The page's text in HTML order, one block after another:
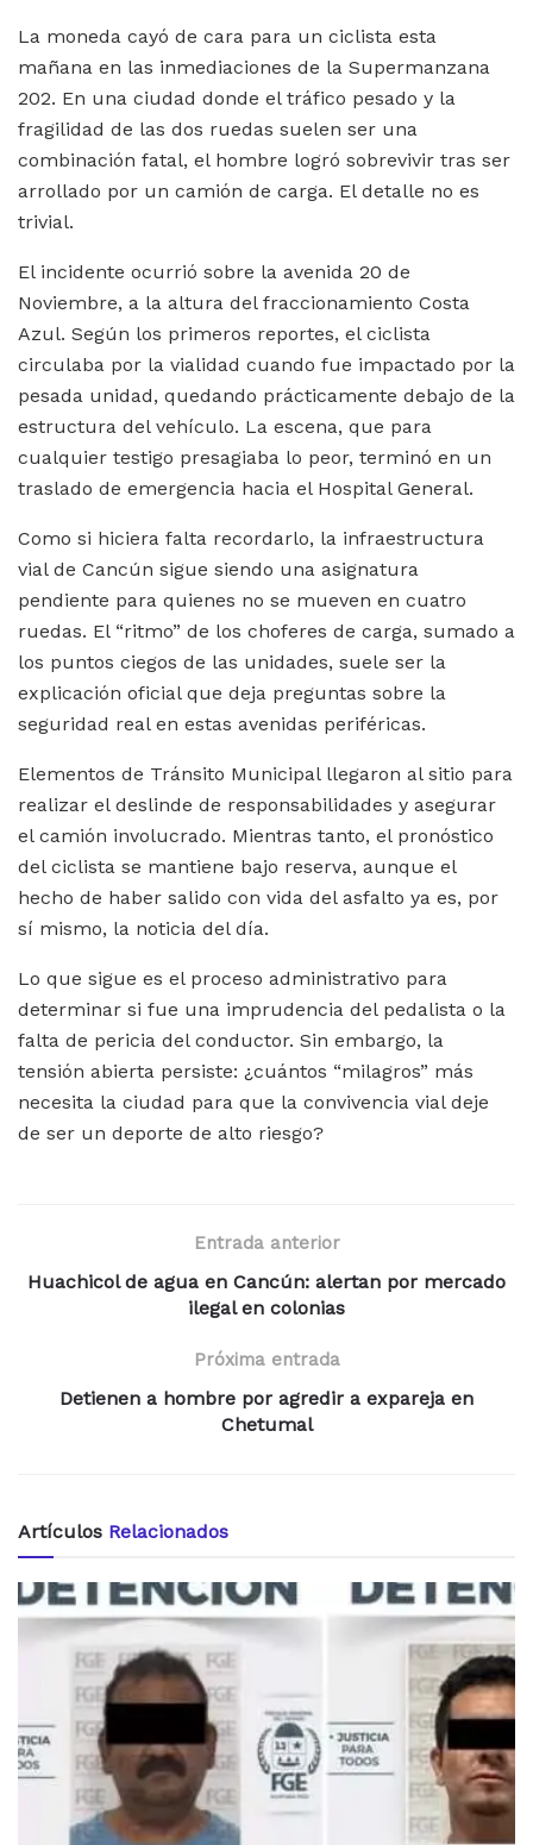
La moneda cayó de cara para un ciclista esta
mañana en las inmediaciones de la Supermanzana
202. En una ciudad donde el tráfico pesado y la
fragilidad de las dos ruedas suelen ser una
combinación fatal, el hombre logró sobrevivir tras ser
arrollado por un camión de carga. El detalle no es
trivial.
El incidente ocurrió sobre la avenida 20 de
Noviembre, a la altura del fraccionamiento Costa
Azul. Según los primeros reportes, el ciclista
circulaba por la vialidad cuando fue impactado por la
pesada unidad, quedando prácticamente debajo de la
estructura del vehículo. La escena, que para
cualquier testigo presagiaba lo peor, terminó en un
traslado de emergencia hacia el Hospital General.
Como si hiciera falta recordarlo, la infraestructura
vial de Cancún sigue siendo una asignatura
pendiente para quienes no se mueven en cuatro
ruedas. El “ritmo” de los choferes de carga, sumado a
los puntos ciegos de las unidades, suele ser la
explicación oficial que deja preguntas sobre la
seguridad real en estas avenidas periféricas.
Elementos de Tránsito Municipal llegaron al sitio para
realizar el deslinde de responsabilidades y asegurar
el camión involucrado. Mientras tanto, el pronóstico
del ciclista se mantiene bajo reserva, aunque el
hecho de haber salido con vida del asfalto ya es, por
sí mismo, la noticia del día.
Lo que sigue es el proceso administrativo para
determinar si fue una imprudencia del pedalista o la
falta de pericia del conductor. Sin embargo, la
tensión abierta persiste: ¿cuántos “milagros” más
necesita la ciudad para que la convivencia vial deje
de ser un deporte de alto riesgo?
Entrada anterior
Huachicol de agua en Cancún: alertan por mercado
ilegal en colonias
Próxima entrada
Detienen a hombre por agredir a expareja en
Chetumal
Artículos Relacionados